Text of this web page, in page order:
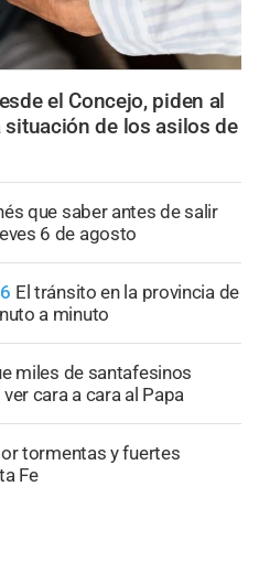
el Concejo, piden al
de los asilos de
que saber antes de salir
6 de agosto
El tránsito en la provincia de
a minuto
miles de santafesinos
cara a cara al Papa
tormentas y fuertes
Fe